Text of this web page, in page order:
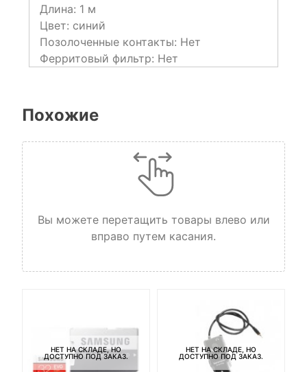
Длина: 1 м
Цвет: синий
Позолоченные контакты: Нет
Ферритовый фильтр: Нет
Похожие
Вы можете перетащить товары влево или
вправо путем касания.
НЕТ НА СКЛАДЕ, НО
ДОСТУПНО ПОД ЗАКАЗ.
НЕТ НА СКЛАДЕ, НО
ДОСТУПНО ПОД ЗАКАЗ.